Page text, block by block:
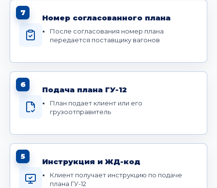
7
Номер согласованного плана
После согласования номер плана
передается поставщику вагонов
6
Подача плана ГУ-12
План подает клиент или его
грузоотправитель
5
Инструкция и ЖД-код
Клиент получает инструкцию по подаче
плана ГУ-12